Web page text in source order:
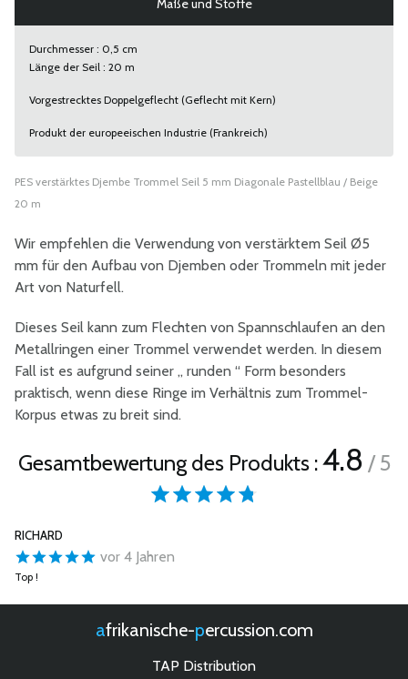
Maße und Stoffe
Durchmesser : 0,5 cm
Länge der Seil : 20 m
Vorgestrecktes Doppelgeflecht (Geflecht mit Kern)
Produkt der europeeischen Industrie (Frankreich)
PES verstärktes Djembe Trommel Seil 5 mm Diagonale Pastellblau / Beige
20 m
Wir empfehlen die Verwendung von verstärktem Seil Ø5
mm für den Aufbau von Djemben oder Trommeln mit jeder
Art von Naturfell.
Dieses Seil kann zum Flechten von Spannschlaufen an den
Metallringen einer Trommel verwendet werden. In diesem
Fall ist es aufgrund seiner „ runden “ Form besonders
praktisch, wenn diese Ringe im Verhältnis zum Trommel-
Korpus etwas zu breit sind.
Gesamtbewertung des Produkts :4.8 / 5
RICHARD
vor 4 Jahren
Top !
afrikanische- percussion.com
TAP Distribution